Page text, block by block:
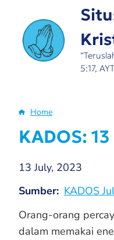
main
content
5:17,
Breadcrumb
Home
KADOS:
13 July, 2023
Sumber KADOS
Orang-orang
dalam memakai